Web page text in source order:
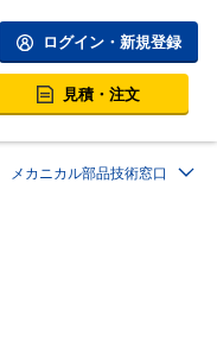
ログイン・新規登録
見積・注文
メカニカル部品技術窓口